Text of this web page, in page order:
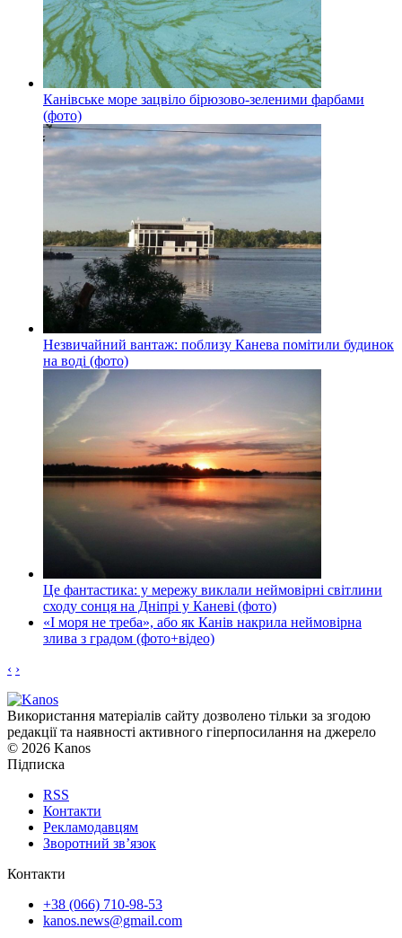
Канівське море зацвіло бірюзово-зеленими фарбами
(фото)
Незвичайний вантаж: поблизу Канева помітили будинок
на воді (фото)
Це фантастика: у мережу виклали неймовірні світлини
сходу сонця на Дніпрі у Каневі (фото)
«І моря не треба», або як Канів накрила неймовірна
злива з градом (фото+відео)
‹ ›
Використання матеріалів сайту дозволено тільки за згодою
редакції та наявності активного гіперпосилання на джерело
© 2026 Kanos
Підписка
RSS
Контакти
Рекламодавцям
Зворотний зв’язок
Контакти
+38 (066) 710-98-53
kanos.news@gmail.com